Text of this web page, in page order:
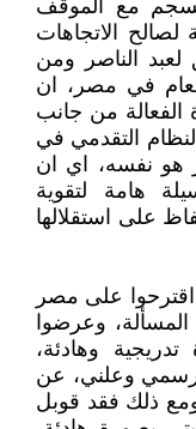
مع الموقف
لصالح الاتجاهات
لعبد الناصر ومن
في مصر، ان
الفعالة من جانب
التقدمي في
هو نفسه، اي ان
هامة لتقوية
على استقلالها
اقترحوا على مصر
وعرضوا
وهادئة،
وعلني، عن
ذلك فقد قوبل